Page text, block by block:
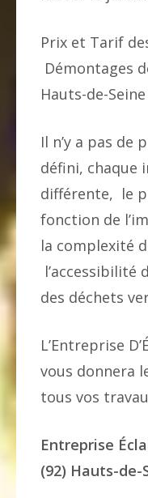
Prix et Tarif
Démontages
Hauts-de-
Il n’y a pas de
défini,
différente, le
fonction de
la complexité
l’accessibilité
des déchets
L’Entreprise
vous donnera
tous vos
Entreprise
(92) Hauts-de-